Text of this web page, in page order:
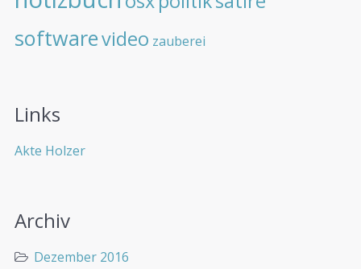
softwarevideo zauberei
Links
Akte Holzer
Archiv
Dezember 2016